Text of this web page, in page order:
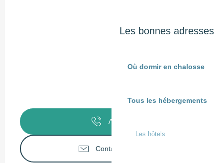
Les bonnes adresses
Où dormir en chalosse
Tous les hébergements
Les hôtels
Contactez-nous